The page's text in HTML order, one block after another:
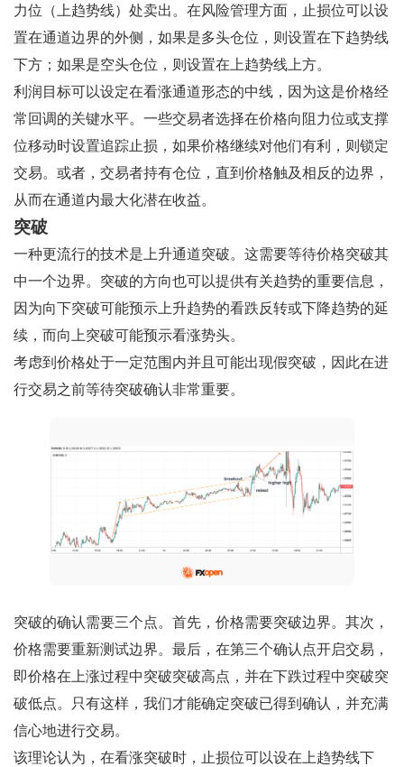
力位（上趋势线）处卖出。在风险管理方面，止损位可以设
置在通道边界的外侧，如果是多头仓位，则设置在下趋势线
下方；如果是空头仓位，则设置在上趋势线上方。
利润目标可以设定在看涨通道形态的中线，因为这是价格经
常回调的关键水平。一些交易者选择在价格向阻力位或支撑
位移动时设置追踪止损，如果价格继续对他们有利，则锁定
交易。或者，交易者持有仓位，直到价格触及相反的边界，
从而在通道内最大化潜在收益。
突破
一种更流行的技术是上升通道突破。这需要等待价格突破其
中一个边界。突破的方向也可以提供有关趋势的重要信息，
因为向下突破可能预示上升趋势的看跌反转或下降趋势的延
续，而向上突破可能预示看涨势头。
考虑到价格处于一定范围内并且可能出现假突破，因此在进
行交易之前等待突破确认非常重要。
突破的确认需要三个点。首先，价格需要突破边界。其次，
价格需要重新测试边界。最后，在第三个确认点开启交易，
即价格在上涨过程中突破突破高点，并在下跌过程中突破突
破低点。只有这样，我们才能确定突破已得到确认，并充满
信心地进行交易。
该理论认为，在看涨突破时，止损位可以设在上趋势线下